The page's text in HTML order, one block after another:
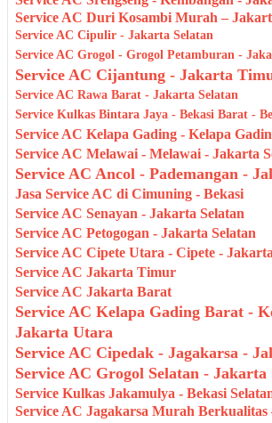
Service AC Duri Kosambi Murah –
Service AC Cipulir - Jakarta Selatan
Service AC Grogol - Grogol Petamburan -
Service AC Cijantung - Jakarta
Service AC Rawa Barat - Jakarta Selatan
Service Kulkas Bintara Jaya - Bekasi Barat -
Service AC Kelapa Gading - Kelapa
Service AC Melawai - Melawai - Jakarta
Service AC Ancol - Pademangan -
Jasa Service AC di Cimuning - Bekasi
Service AC Senayan - Jakarta Selatan
Service AC Petogogan - Jakarta Selatan
Service AC Cipete Utara - Cipete -
Service AC Jakarta Timur
Service AC Jakarta Barat
Service AC Kelapa Gading Barat -
Jakarta Utara
Service AC Cipedak - Jagakarsa -
Service AC Grogol Selatan - Jakarta
Service Kulkas Jakamulya - Bekasi
Service AC Jagakarsa Murah Berkualitas